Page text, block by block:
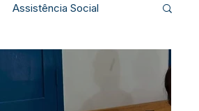
Assistência Social
Institucional e Governo